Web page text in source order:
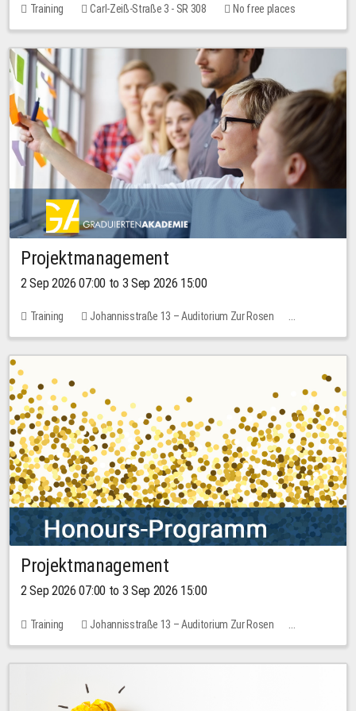
Training Carl-Zeiß-Straße 3 - SR 308 No free places
Projektmanagement
2 Sep 2026 07:00 to 3 Sep 2026 15:00
Training
Johannisstraße 13 – Auditorium Zur Rosen
No free places
30.00 EUR
Projektmanagement
2 Sep 2026 07:00 to 3 Sep 2026 15:00
Training
Johannisstraße 13 – Auditorium Zur Rosen
1 place